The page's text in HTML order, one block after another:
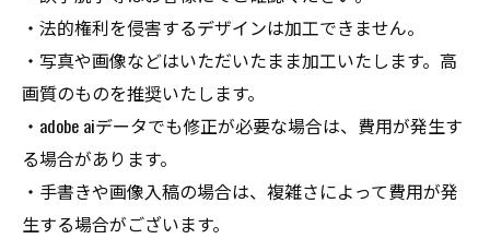
・法的権利を侵害するデザインは加工できません。
・写真や画像などはいただいたまま加工いたします。高
画質のものを推奨いたします。
・adobe aiデータでも修正が必要な場合は、費用が発生す
る場合があります。
・手書きや画像入稿の場合は、複雑さによって費用が発
生する場合がございます。